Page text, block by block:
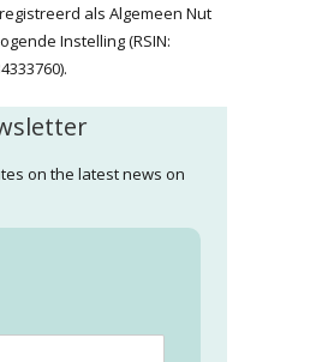
als Algemeen Nut
Instelling (RSIN:
on the latest news on